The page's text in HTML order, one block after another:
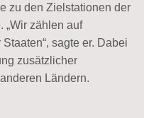
zu den Zielstationen der
„Wir zählen auf
sagte er. Dabei
zusätzlicher
Ländern.